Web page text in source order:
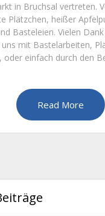
in Bruchsal vertreten.
Plätzchen, heißer
Basteleien. Vielen
mit Bastelarbeiten,
oder einfach durch den
Read More